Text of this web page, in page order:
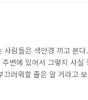
람들은 색안경 끼고 본
변에 있어서 그렇지 사
러워할 줄은 알 거라고